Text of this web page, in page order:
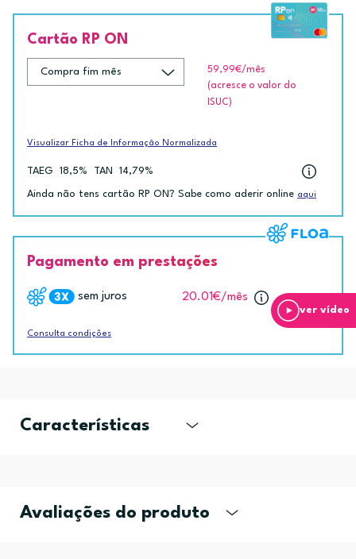
ver vídeo
Cartão RP ON
59,99€/mês
(acresce o valor do
ISUC)
Visualizar Ficha de Informação Normalizada
TAEG 18,5% TAN 14,79%
Ainda não tens cartão RP ON? Sabe como aderir online aqui
Pagamento em prestações
sem juros 20.01€/mês
Consulta condições
Características
Avaliações do produto